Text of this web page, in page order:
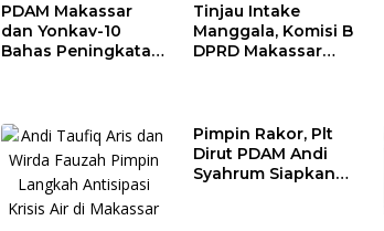
PDAM Makassar
dan Yonkav-10
Bahas Peningkatan
Tinjau Intake
Manggala, Komisi B
DPRD Makassar
Pimpin Rakor, Plt
Dirut PDAM Andi
Syahrum Siapkan